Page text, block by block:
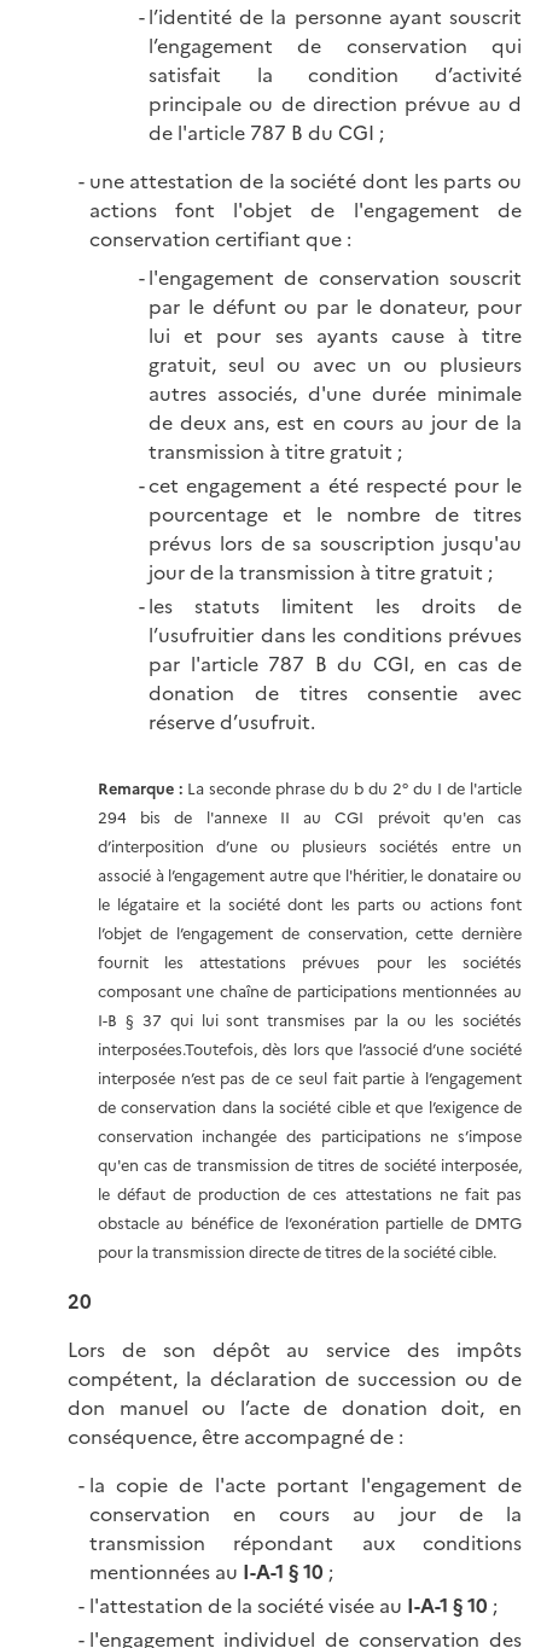
l’identité de la personne ayant souscrit
l’engagement de conservation qui
satisfait la condition d’activité
principale ou de direction prévue au d
de l'article 787 B du CGI ;
une attestation de la société dont les parts ou
actions font l'objet de l'engagement de
conservation certifiant que :
l'engagement de conservation souscrit
par le défunt ou par le donateur, pour
lui et pour ses ayants cause à titre
gratuit, seul ou avec un ou plusieurs
autres associés, d'une durée minimale
de deux ans, est en cours au jour de la
transmission à titre gratuit ;
cet engagement a été respecté pour le
pourcentage et le nombre de titres
prévus lors de sa souscription jusqu'au
jour de la transmission à titre gratuit ;
les statuts limitent les droits de
l’usufruitier dans les conditions prévues
par l'article 787 B du CGI, en cas de
donation de titres consentie avec
réserve d’usufruit.
Remarque :La seconde phrase du b du 2° du I de l'article
294 bis de l'annexe II au CGI prévoit qu'en cas
d’interposition d’une ou plusieurs sociétés entre un
associé à l’engagement autre que l'héritier, le donataire ou
le légataire et la société dont les parts ou actions font
l’objet de l’engagement de conservation, cette dernière
fournit les attestations prévues pour les sociétés
composant une chaîne de participations mentionnées au
I-B § 37 qui lui sont transmises par la ou les sociétés
interposées.Toutefois, dès lors que l’associé d’une société
interposée n’est pas de ce seul fait partie à l’engagement
de conservation dans la société cible et que l’exigence de
conservation inchangée des participations ne s’impose
qu'en cas de transmission de titres de société interposée,
le défaut de production de ces attestations ne fait pas
obstacle au bénéfice de l’exonération partielle de DMTG
pour la transmission directe de titres de la société cible.
20
Lors de son dépôt au service des impôts
compétent, la déclaration de succession ou de
don manuel ou l’acte de donation doit, en
conséquence, être accompagné de :
la copie de l'acte portant l'engagement de
conservation en cours au jour de la
transmission répondant aux conditions
mentionnées au I-A-1 § 10 ;
l'attestation de la société visée au I-A-1 § 10 ;
l'engagement individuel de conservation des